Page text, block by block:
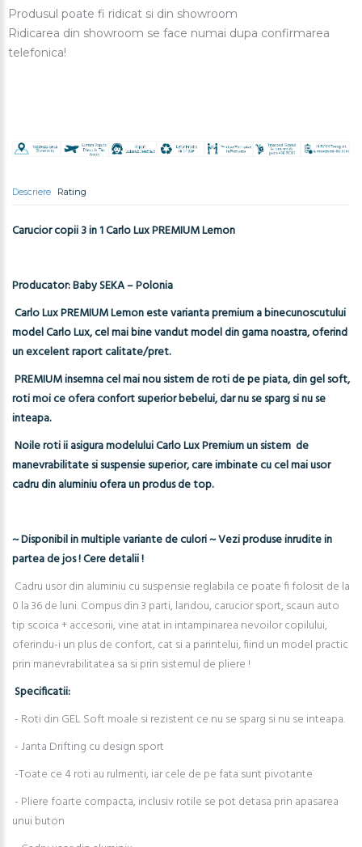
Produsul poate fi ridicat si din showroom
Ridicarea din showroom se face numai dupa confirmarea
telefonica!
Descriere Rating
Carucior copii 3 in 1 Carlo Lux PREMIUM Lemon
Producator: Baby SEKA – Polonia
Carlo Lux PREMIUM Lemon este varianta premium a binecunoscutului
model Carlo Lux, cel mai bine vandut model din gama noastra, oferind
un excelent raport calitate/pret.
PREMIUM insemna cel mai nou sistem de roti de pe piata, din gel soft,
roti moi ce ofera confort superior bebelui, dar nu se sparg si nu se
inteapa.
Noile roti ii asigura modelului Carlo Lux Premium un sistem de
manevrabilitate si suspensie superior, care imbinate cu cel mai usor
cadru din aluminiu ofera un produs de top.
~ Disponibil in multiple variante de culori ~ Vezi produse inrudite in
partea de jos ! Cere detalii !
Cadru usor din aluminiu cu suspensie reglabila ce poate fi folosit de la
0 la 36 de luni. Compus din 3 parti, landou, carucior sport, scaun auto
tip scoica + accesorii, vine atat in intampinarea nevoilor copilului,
oferindu-i un plus de confort, cat si a parintelui, fiind un model practic
prin manevrabilitatea sa si prin sistemul de pliere !
Specificatii:
- Roti din GEL Soft moale si rezistent ce nu se sparg si nu se inteapa.
- Janta Drifting cu design sport
-Toate ce 4 roti au rulmenti, iar cele de pe fata sunt pivotante
- Pliere foarte compacta, inclusiv rotile se pot detasa prin apasarea
unui buton